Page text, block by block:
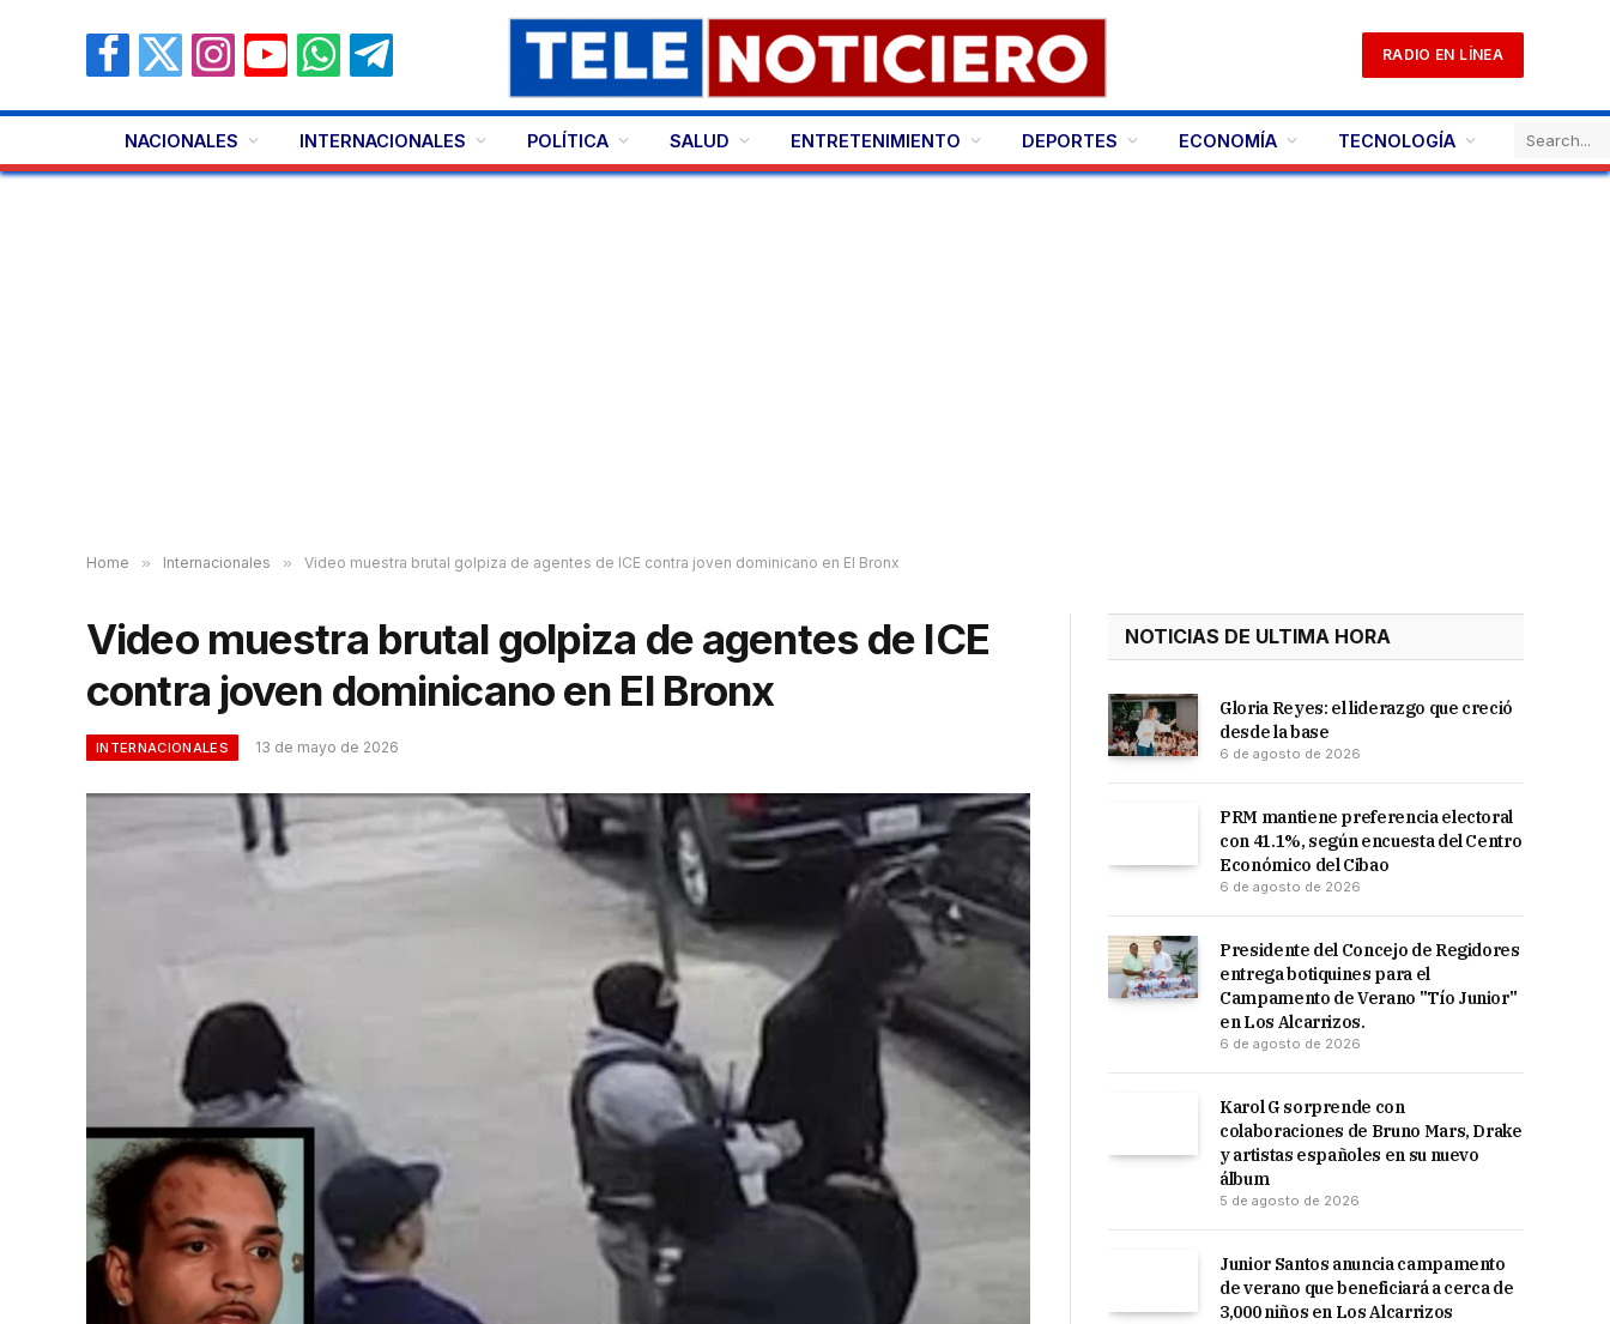
Facebook
X
InstagramYouTubeWhatsAppTelegram
RADIO EN LÍNEA
NACIONALES INTERNACIONALES POLÍTICA SALUD ENTRETENIMIENTO DEPORTES ECONOMÍA TECNOLOGÍA
Home » Internacionales » Video muestra brutal golpiza de agentes de ICE contra joven dominicano en El Bronx
Video muestra brutal golpiza de agentes de ICE
contra joven dominicano en El Bronx
INTERNACIONALES 13 de mayo de 2026
NOTICIAS DE ULTIMA HORA
Gloria Reyes: el liderazgo que creció
desde la base
6 de agosto de 2026
PRM mantiene preferencia electoral
con 41.1%, según encuesta del Centro
Económico del Cibao
6 de agosto de 2026
Presidente del Concejo de Regidores
entrega botiquines para el
Campamento de Verano "Tío Junior"
en Los Alcarrizos.
6 de agosto de 2026
Karol G sorprende con
colaboraciones de Bruno Mars, Drake
y artistas españoles en su nuevo
álbum
5 de agosto de 2026
Junior Santos anuncia campamento
de verano que beneficiará a cerca de
3,000 niños en Los Alcarrizos